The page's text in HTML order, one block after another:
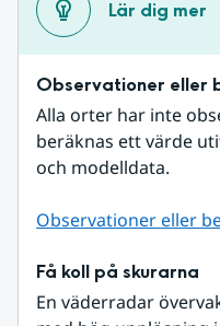
Lär dig mer
Observationer eller
Alla orter har inte
beräknas ett värde
och modelldata.
Observationer eller
Få koll på skurarna
En väderradar